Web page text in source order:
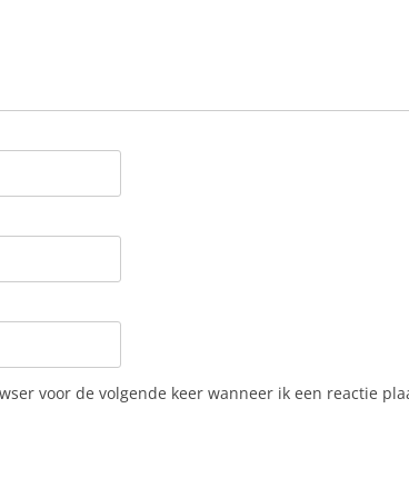
voor de volgende keer wanneer ik een reactie